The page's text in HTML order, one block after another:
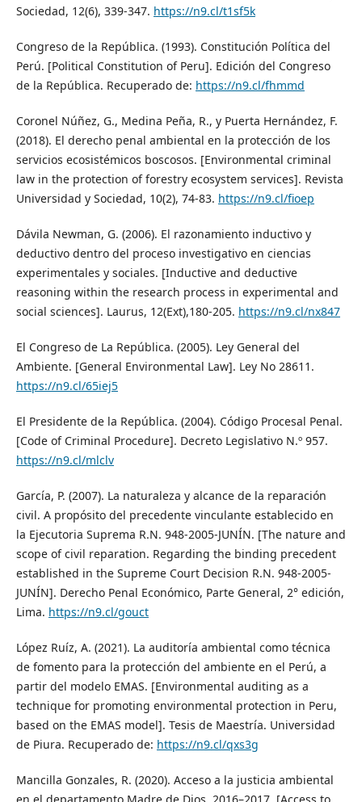
Sociedad, 12(6), 339-347. https://n9.cl/t1sf5k
Congreso de la República. (1993). Constitución Política del
Perú. [Political Constitution of Peru]. Edición del Congreso
de la República. Recuperado de: https://n9.cl/fhmmd
Coronel Núñez, G., Medina Peña, R., y Puerta Hernández, F.
(2018). El derecho penal ambiental en la protección de los
servicios ecosistémicos boscosos. [Environmental criminal
law in the protection of forestry ecosystem services]. Revista
Universidad y Sociedad, 10(2), 74-83. https://n9.cl/fioep
Dávila Newman, G. (2006). El razonamiento inductivo y
deductivo dentro del proceso investigativo en ciencias
experimentales y sociales. [Inductive and deductive
reasoning within the research process in experimental and
social sciences]. Laurus, 12(Ext),180-205. https://n9.cl/nx847
El Congreso de La República. (2005). Ley General del
Ambiente. [General Environmental Law]. Ley No 28611.
https://n9.cl/65iej5
El Presidente de la República. (2004). Código Procesal Penal.
[Code of Criminal Procedure]. Decreto Legislativo N.º 957.
https://n9.cl/mlclv
García, P. (2007). La naturaleza y alcance de la reparación
civil. A propósito del precedente vinculante establecido en
la Ejecutoria Suprema R.N. 948-2005-JUNÍN. [The nature and
scope of civil reparation. Regarding the binding precedent
established in the Supreme Court Decision R.N. 948-2005-
JUNÍN]. Derecho Penal Económico, Parte General, 2° edición,
Lima. https://n9.cl/gouct
López Ruíz, A. (2021). La auditoría ambiental como técnica
de fomento para la protección del ambiente en el Perú, a
partir del modelo EMAS. [Environmental auditing as a
technique for promoting environmental protection in Peru,
based on the EMAS model]. Tesis de Maestría. Universidad
de Piura. Recuperado de: https://n9.cl/qxs3g
Mancilla Gonzales, R. (2020). Acceso a la justicia ambiental